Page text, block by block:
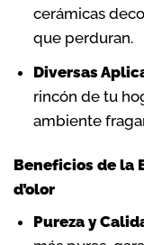
cerámicas
que perduran.
Diversas
rincón de tu
ambiente
Beneficios de la
d’olor
Pureza y